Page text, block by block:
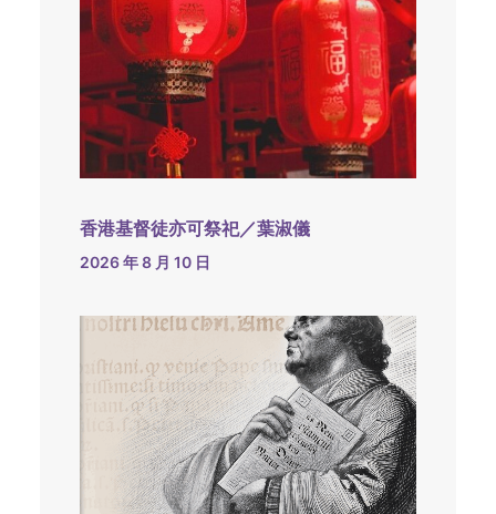
香港基督徒亦可祭祀／葉淑儀
2026 年 8 月 10 日